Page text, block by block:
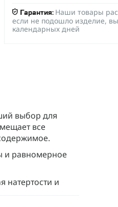
Гарантия: Наши товары
если не подошло изделие,
календарных дней
выбор для
все
и равномерное
натертости и